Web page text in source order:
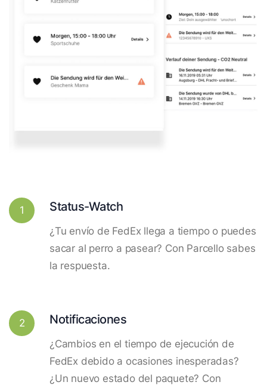
1 Status-Watch
¿Tu envío de FedEx llega a tiempo o puedes
sacar al perro a pasear? Con Parcello sabes
la respuesta.
2 Notificaciones
¿Cambios en el tiempo de ejecución de
FedEx debido a ocasiones inesperadas?
¿Un nuevo estado del paquete? Con